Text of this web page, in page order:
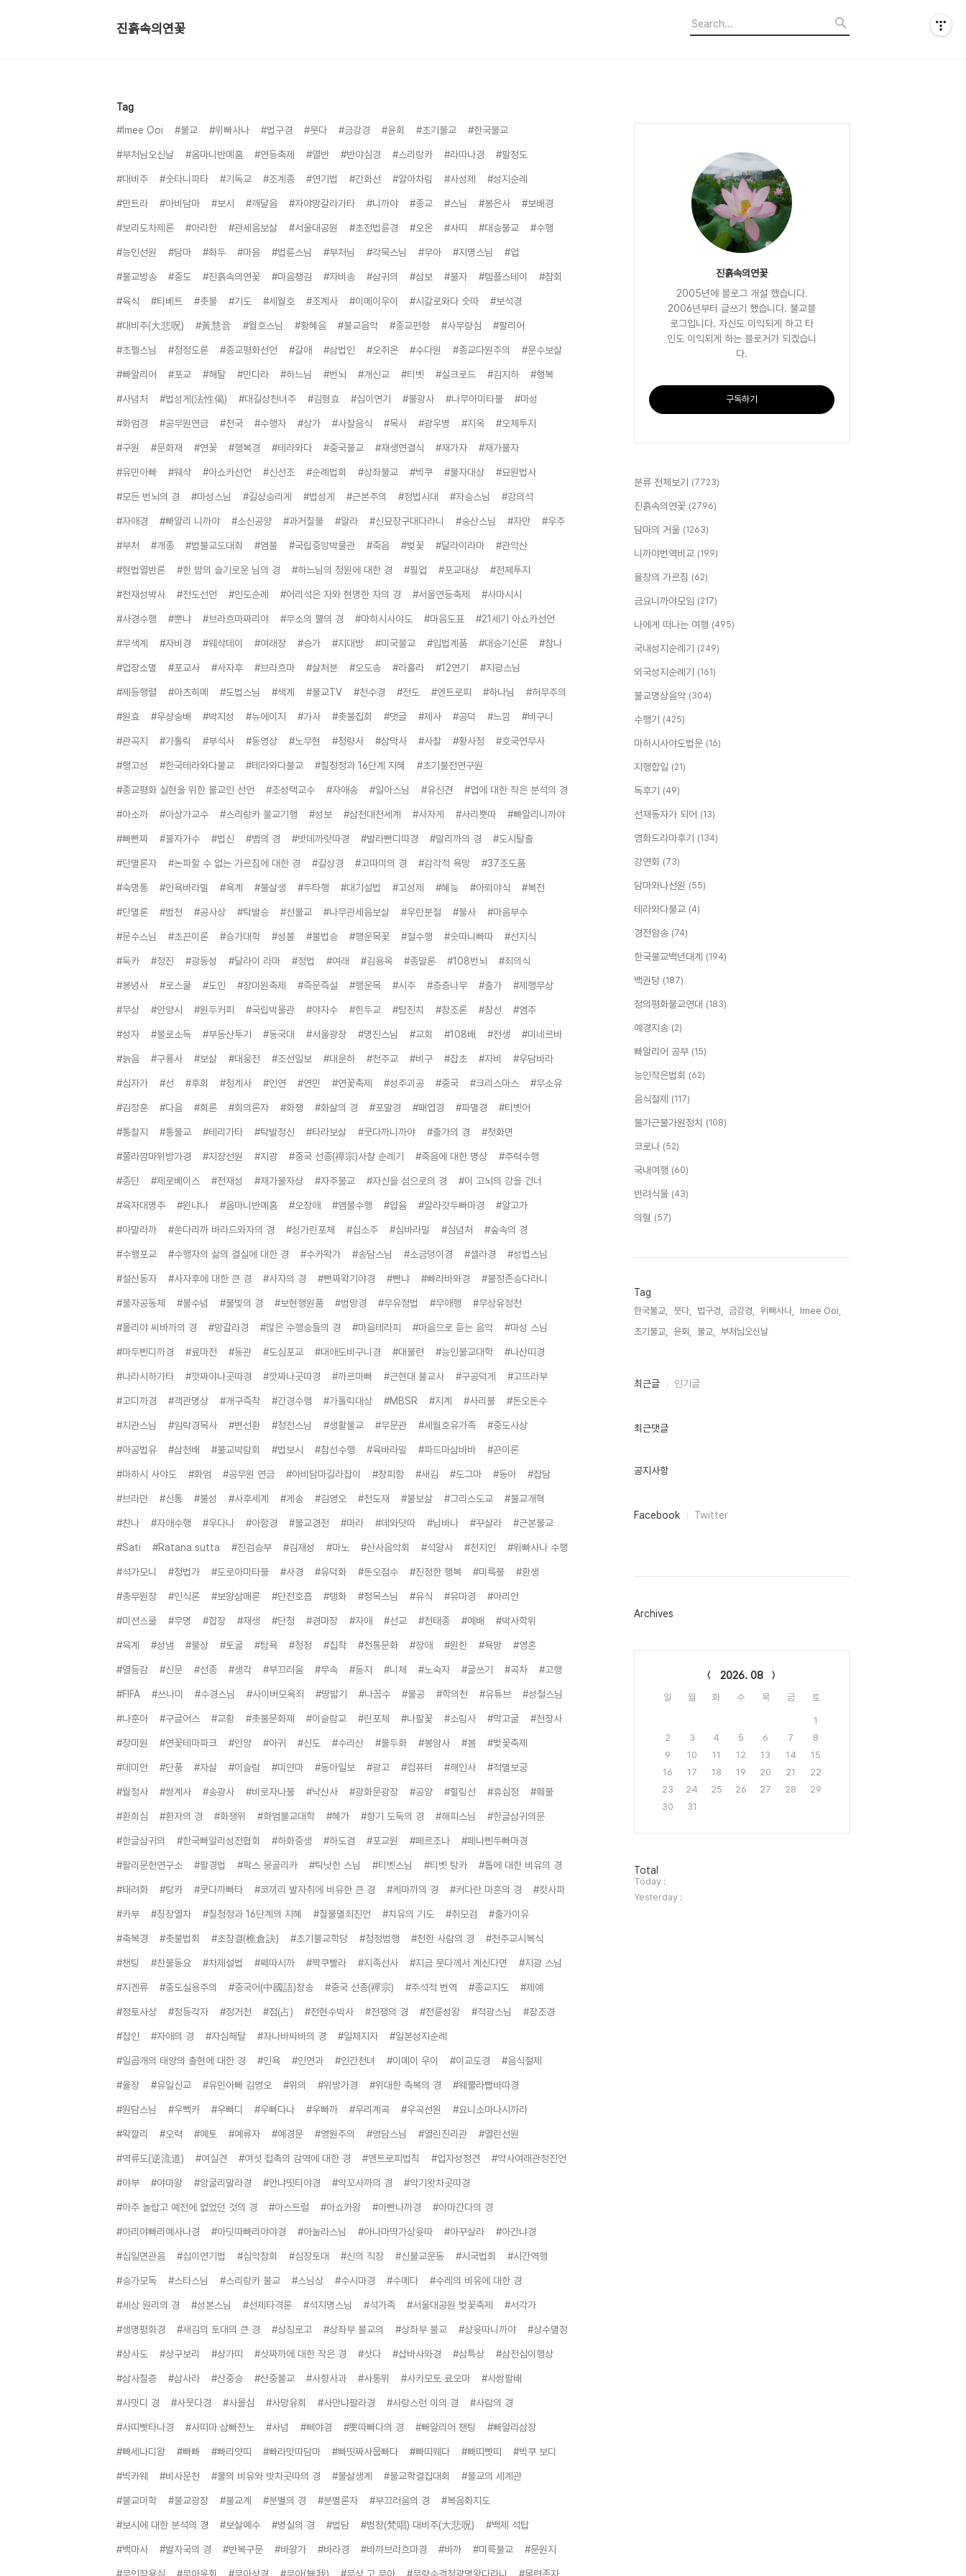
진흙속의연꽃
Tag
#Imee Ooi
#불교 #위빠사나 #법구경 #붓다 #금강경 #윤회 #초기불교 #한국불교
#부처님오신날 #옴마니반메훔 #연등축제 #열반 #반야심경 #스리랑카 #라따나경 #팔정도
#대비주 #숫타니파타 #기독교 #조계종 #연기법 #간화선 #알아차림 #사성제 #성지순례
#만트라 #아비담마 #보시 #깨달음 #자야망갈라가타 #니까야 #종교 #스님 #봉은사 #보배경
#보리도차제론 #아라한 #관세음보살 #서울대공원 #초전법륜경 #오온 #사띠 #대승불교 #수행
#능인선원 #담마 #화두 #마음 #법륜스님 #부처님 #각묵스님 #무아 #지명스님 #업
#불교방송 #중도 #진흙속의연꽃 #마음챙김 #자비송 #삼귀의 #삼보 #불자 #템플스테이 #참회
#육식 #티베트 #촛불 #기도 #세월호 #조계사 #이메이우이 #시갈로와다 숫따 #보석경
#대비주(大悲呪) #黃慧音 #월호스님 #황혜음 #불교음악 #종교편향 #사무량심 #팔리어
#초펠스님 #청정도론 #종교평화선언 #갈애 #삼법인 #오취온 #수다원 #종교다원주의 #문수보살
#빠알리어 #포교 #해탈 #만다라 #하느님 #번뇌 #개신교 #티벳 #실크로드 #김지하 #행복
#사념처 #법성게(法性偈) #대길상천녀주 #김형효 #십이연기 #불광사 #나무아미타불 #마성
#화엄경 #공무원연금 #천국 #수행자 #상가 #사찰음식 #목사 #광우병 #지옥 #오체투지
#구원 #문화재 #연꽃 #행복경 #테라와다 #중국불교 #재생연결식 #재가자 #재가불자
#유민아빠 #웨삭 #아쇼카선언 #신선조 #순례법회 #상좌불교 #빅쿠 #불자대상 #묘원법사
#모든 번뇌의 경 #마성스님 #길상승리게 #법성게 #근본주의 #정법시대 #자승스님 #강의석
#자애경 #빠알리 니까야 #소신공양 #과거칠불 #알라 #신묘장구대다라니 #숭산스님 #자만 #우주
#부처 #개종 #범불교도대회 #염불 #국립중앙박물관 #죽음 #벚꽃 #달라이라마 #관악산
#현법열반론 #한 밤의 슬기로운 님의 경 #하느님의 청원에 대한 경 #필업 #포교대상 #전체투지
#전재성박사 #전도선언 #인도순례 #어리석은 자와 현명한 자의 경 #서울연등축제 #사마시시
#사경수행 #뿐냐 #브라흐마짜리야 #무소의 뿔의 경 #마하시사야도 #마음도표 #21세기 아쇼카선언
#무색계 #자비경 #웨삭데이 #여래장 #승가 #지대방 #미국불교 #입법계품 #대승기신론 #참나
#업장소멸 #포교사 #사자후 #브라흐마 #살처분 #오도송 #라훌라 #12연기 #지광스님
#제등행렬 #아츠히메 #도법스님 #색계 #불교TV #천수경 #전도 #엔트로피 #하나님 #허무주의
#원효 #우상숭배 #박지성 #뉴에이지 #가사 #촛불집회 #댓글 #제사 #공덕 #느낌 #비구니
#관곡지 #가톨릭 #부석사 #동영상 #노무현 #청량사 #삼막사 #사찰 #황사정 #호국연무사
#행고성 #한국테라와다불교 #테라와다불교 #칠청정과 16단계 지혜 #초기불전연구원
#종교평화 실현을 위한 불교인 선언 #조성택교수 #자애송 #일아스님 #유신견 #업에 대한 작은 분석의 경
#아소까 #아상가교수 #스리랑카 불교기행 #성보 #삼천대천세계 #사자게 #사리뿟따 #빠알리니까야
#빠빤짜 #불자가수 #법신 #뱀의 경 #밧데까랏따경 #발라빤디따경 #말리까의 경 #도시탈출
#단멸론자 #논파할 수 없는 가르침에 대한 경 #길상경 #고따미의 경 #감각적 욕망 #37조도품
#숙명통 #인욕바라밀 #욕계 #불살생 #두타행 #대기설법 #고성제 #혜능 #아뢰야식 #복전
#단멸론 #범천 #공사상 #탁발승 #선불교 #나무관세음보살 #우란분절 #불사 #마음부수
#문수스님 #초끈이론 #승가대학 #성불 #불법승 #행운목꽃 #절수행 #숫따니빠따 #선지식
#둑카 #정진 #광동성 #달라이 라마 #정법 #여래 #김용옥 #종말론 #108번뇌 #죄의식
#봉녕사 #로스쿨 #도인 #장미원축제 #즉문즉설 #행운목 #시주 #층층나무 #출가 #제행무상
#무상 #안양시 #원두커피 #국립박물관 #야자수 #힌두교 #탐진치 #창조론 #참선 #염주
#성자 #불로소득 #부동산투기 #동국대 #서울광장 #명진스님 #교회 #108배 #전생 #미네르바
#늙음 #구룡사 #보살 #대웅전 #조선일보 #대운하 #천주교 #비구 #잡초 #자비 #우담바라
#십자가 #선 #후회 #청계사 #인연 #연민 #연꽃축제 #성주괴공 #중국 #크리스마스 #무소유
#김장훈 #다음 #희론 #회의론자 #화쟁 #화살의 경 #포말경 #패엽경 #파멸경 #티벳어
#통찰지 #통불교 #테리가타 #탁발정신 #타라보살 #쿳다까니까야 #출가의 경 #첫화면
#쭐라깜마위방가경 #지장선원 #지광 #중국 선종(禪宗)사찰 순례기 #죽음에 대한 명상 #주력수행
#종단 #제로베이스 #전재성 #재가불자상 #자주불교 #자신을 섬으로의 경 #이 고뇌의 강을 건너
#육자대명주 #윈냐나 #옴마니반메홈 #오장애 #염불수행 #얍윰 #알라갓두빠마경 #알고가
#아말라까 #쑨다리까 바라드와자의 경 #싱가린포체 #십소주 #십바라밀 #심념처 #숲속의 경
#수행포교 #수행자의 삶의 결실에 대한 경 #수카왁가 #송담스님 #소금덩이경 #셀라경 #성법스님
#설산동자 #사자후에 대한 큰 경 #사자의 경 #빤짜왁기야경 #빤냐 #빠라바와경 #불정존승다라니
#불자공동체 #불수념 #불빛의 경 #보현행원품 #범망경 #무유정법 #무애행 #무상유정천
#몰리야 씨바까의 경 #망갈라경 #많은 수행승들의 경 #마음테라피 #마음으로 듣는 음악 #마성 스님
#마두삔디까경 #료마전 #동관 #도심포교 #대애도비구니경 #대불련 #능인불교대학 #나산띠경
#나라시하가타 #깟짜야나곳따경 #깟짜나곳따경 #까르마빠 #근현대 불교사 #구공덕게 #고뜨라부
#고디까경 #객관명상 #개구즉착 #간경수행 #가톨릭대상 #MBSR #지계 #사리불 #돈오돈수
#지관스님 #임락경목사 #변선환 #청전스님 #생활불교 #무문관 #세월호유가족 #중도사상
#아공법유 #삼천배 #불교박람회 #법보시 #참선수행 #육바라밀 #파드마삼바바 #끈이론
#마하시 사야도 #화엄 #공무원 연금 #아비담마길라잡이 #창피함 #새김 #도그마 #동아 #잡담
#브라만 #신통 #불성 #사후세계 #게송 #김영오 #천도재 #불보살 #그리스도교 #불교개혁
#찬나 #자애수행 #우다나 #아함경 #불교경전 #마라 #데와닷따 #닙바나 #꾸살라 #근본불교
#Sati #Ratana sutta #진검승부 #김재성 #마노 #산사음악회 #석왕사 #천지인 #위빠사나 수행
#석가모니 #청법가 #도로아미타불 #사경 #유덕화 #돈오점수 #진정한 행복 #미륵불 #환생
#총무원장 #인식론 #보왕삼매론 #단전호흡 #탱화 #정목스님 #유식 #유마경 #아리안
#미션스쿨 #무명 #합장 #재생 #단청 #경마장 #자애 #선교 #천태종 #예배 #박사학위
#육계 #성냄 #불상 #토굴 #탐욕 #청정 #집착 #전통문화 #장애 #원한 #욕망 #영혼
#열등감 #신문 #선종 #생각 #부끄러움 #무속 #동지 #니체 #노숙자 #글쓰기 #곡차 #고행
#FIFA #쓰나미 #수경스님 #사이버모욕죄 #땅밟기 #나꼼수 #불공 #학의천 #유튜브 #성철스님
#나훈아 #구글어스 #교황 #촛불문화제 #이슬람교 #린포체 #나팔꽃 #소림사 #막고굴 #천장사
#장미원 #연꽃테마파크 #안양 #아귀 #신도 #수리산 #불두화 #봉암사 #봄 #벚꽃축제
#데미안 #단풍 #자살 #이슬람 #미얀마 #동아일보 #광고 #컴퓨터 #해인사 #적멸보궁
#월정사 #쌍계사 #송광사 #비로자나불 #낙산사 #광화문광장 #공양 #힐링선 #휴심정 #훼불
#환희심 #환자의 경 #화쟁위 #화엄불교대학 #혜가 #향기 도둑의 경 #해피스님 #한글삼귀의문
#한글삼귀의 #한국빠알리성전협회 #하화중생 #하도겸 #포교원 #페르조나 #페나삔두빠마경
#팔리문헌연구소 #팔경법 #팍스 몽골리카 #틱낫한 스님 #티벳스님 #티벳 탕카 #톱에 대한 비유의 경
#태려화 #탕카 #쿳다까빠타 #코끼리 발자취에 비유한 큰 경 #케마까의 경 #커다란 마흔의 경 #캇사파
#카부 #칭장열차 #칠청정과 16단계의 지혜 #칠불멸죄진언 #치유의 기도 #취모검 #출가이유
#축복경 #촛불법회 #초창결(樵倉訣) #초기불교학당 #청정범행 #천한 사람의 경 #천주교시복식
#챈팅 #찬불동요 #차제설법 #쩨따시까 #짝쿠빨라 #지족선사 #지금 붓다께서 계신다면 #지광 스님
#지겐류 #중도실용주의 #중국어(中國語)창송 #중국 선종(禪宗) #주석적 번역 #종교지도 #제예
#정토사상 #정등각자 #정거천 #점(占) #전현수박사 #전쟁의 경 #전륜성왕 #적광스님 #장조경
#잡인 #자애의 경 #자심해탈 #자나바싸바의 경 #일체지자 #일본성지순례
#일곱개의 태양의 출현에 대한 경 #인욕 #인연과 #인간천녀 #이메이 우이 #이교도경 #음식절제
#율장 #유일신교 #유민아빠 김영오 #위의 #위방가경 #위대한 축복의 경 #웨뿔라빱바따경
#원담스님 #우뻭카 #우빠디 #우빠다나 #우빠까 #우리계곡 #우곡선원 #요니소마나시까라
#왁깔리 #오력 #예토 #예류자 #예경문 #영원주의 #영담스님 #열린진리관 #열린선원
#역류도(逆流道) #여실견 #여섯 접촉의 감역에 대한 경 #엔트로피법칙 #업자성정견 #약사여래관정진언
#야부 #야마왕 #앙굴리말라경 #안냐띳티야경 #악꼬사까의 경 #악기왓차곳따경
#아주 놀랍고 예전에 없었던 것의 경 #아스트럴 #아쇼카왕 #아빤나까경 #아마간다의 경
#아리야빠리예사나경 #아딧따빠리야야경 #아눌라스님 #아나마딱가상윳따 #아꾸살라 #아간냐경
#십일면관음 #십이연기법 #십악참회 #심장토대 #신의 직장 #신불교운동 #시국법회 #시간역행
#승가모독 #스타스님 #스리랑카 불교 #스님상 #수시마경 #수메다 #수레의 비유에 대한 경
#세상 원리의 경 #성본스님 #선제타격론 #석지명스님 #석가족 #서울대공원 벚꽃축제 #서각가
#생명평화경 #새김의 토대의 큰 경 #상징로고 #상좌부 불교의 #상좌부 불교 #상윳따니까야 #상수멸정
#상사도 #상구보리 #상가띠 #삿짜까에 대한 작은 경 #삿다 #삽바사와경 #삼특상 #삼전십이행상
#삼사칠증 #삼사라 #산중승 #산중불교 #사향사과 #사통위 #사카모토 료오마 #사쌍팔배
#사밋디 경 #사뭇다경 #사몰심 #사망유희 #사만냐팔라경 #사랑스런 이의 경 #사람의 경
#사띠빳타나경 #사띠마 삼빠잔노 #사념 #삐야경 #뽓따빠다의 경 #빠알리어 챈팅 #빠알리삼장
#빠세나디왕 #빠빠 #빠리얏띠 #빠라맛따담마 #빠띳짜사뭅빠다 #빠띠웨다 #빠띠빳띠 #빅쿠 보디
#빅카웨 #비사문천 #불의 비유와 밧차곳따의 경 #불살생계 #불교학결집대회 #불교의 세계관
#불교미학 #불교광장 #불교계 #분별의 경 #분별론자 #부끄러움의 경 #복음화지도
#보시에 대한 분석의 경 #보살예수 #병실의 경 #법담 #범창(梵唱) 대비주(大悲呪) #백제 석탑
#백마사 #발자국의 경 #반복구문 #바왕가 #바라경 #바까브라흐마경 #바까 #미륵불교 #문원지
진흙속의연꽃
2005년에 블로그 개설 했습니다.
2006년부터 글쓰기 했습니다. 불교블
로그입니다. 자신도 이익되게 하고 타
인도 이익되게 하는 블로거가 되겠습니
다.
구독하기
분류 전체보기 (7723)
진흙속의연꽃 (2796)
담마의 거울 (1263)
니까야번역비교 (199)
율장의 가르침 (62)
금요니까야모임 (217)
나에게 떠나는 여행 (495)
국내성지순례기 (249)
외국성지순례기 (161)
불교명상음악 (304)
수행기 (425)
마하시사야도법문 (16)
지행합일 (21)
독후기 (49)
선재동자가 되어 (13)
영화드라마후기 (134)
강연회 (73)
담마와나선원 (55)
테라와다불교 (4)
경전암송 (74)
한국불교백년대계 (194)
백권당 (187)
정의평화불교연대 (183)
예경지송 (2)
빠알리어 공부 (15)
능인작은법회 (62)
음식절제 (117)
불가근불가원정치 (108)
코로나 (52)
국내여행 (60)
반려식물 (43)
의혈 (57)
Tag
한국불교, 붓다, 법구경, 금강경, 위빠사나,
Imee Ooi,
초기불교,
윤회, 불교, 부처님오신날,
최
인
최근글 인기글
최근댓글
공지사항
페
그
Facebook Twitter
Archives
2026. 08
일 월 화 수 목 금 토
1
2
3 4 5 6 7
8
9
10 11 12 13 14
15
16
17 18 19 20 21
22
23
24 25 26 27 28
29
30
31
방
문
자
수
Total
Today :
Yesterday :